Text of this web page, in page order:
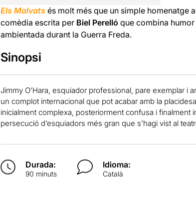
Els Malvats és molt més que un simple homenatge a
comèdia escrita per Biel Perelló que combina
ambientada durant la Guerra Freda.
Sinopsi
Jimmy O’Hara, esquiador professional, pare exemplar i
un complot internacional que pot acabar amb la
inicialment complexa, posteriorment confusa i finalment
persecució d’esquiadors més gran que s’hagi vist al
Durada:
90 minuts
Idioma:
Català